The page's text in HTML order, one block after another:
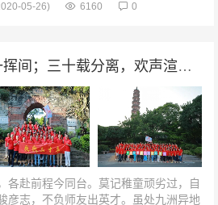
05-26) 6160 0
三十年光阴，弹指一挥间；三十载分离，欢声渲团圆 | 番禺市桥中学89届高中毕业30周年聚会
各赴前程今同台。莫记稚童顽劣过，自
彦志，不负师友出英才。虽处九洲异地